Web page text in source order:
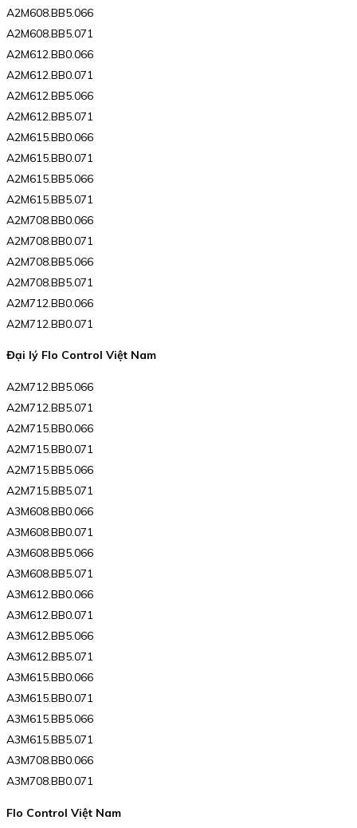
A2M608.BB5.066
A2M608.BB5.071
A2M612.BB0.066
A2M612.BB0.071
A2M612.BB5.066
A2M612.BB5.071
A2M615.BB0.066
A2M615.BB0.071
A2M615.BB5.066
A2M615.BB5.071
A2M708.BB0.066
A2M708.BB0.071
A2M708.BB5.066
A2M708.BB5.071
A2M712.BB0.066
A2M712.BB0.071
Đại lý Flo Control Việt Nam
A2M712.BB5.066
A2M712.BB5.071
A2M715.BB0.066
A2M715.BB0.071
A2M715.BB5.066
A2M715.BB5.071
A3M608.BB0.066
A3M608.BB0.071
A3M608.BB5.066
A3M608.BB5.071
A3M612.BB0.066
A3M612.BB0.071
A3M612.BB5.066
A3M612.BB5.071
A3M615.BB0.066
A3M615.BB0.071
A3M615.BB5.066
A3M615.BB5.071
A3M708.BB0.066
A3M708.BB0.071
Flo Control Việt Nam